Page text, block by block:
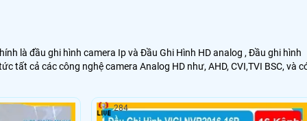
hình ghi đúng chuẩn P để có hình ảnh đẹp hơn và
đa chất lượng hình ảnh của camera truyền về, Đầu ghi
dụng đầu ghi hình thương hiệu Dahua hoặc thương
để dễ dàng sử dụng và kết nối từ xa..
là đầu ghi hình camera Ip và Đầu Ghi Hình HD analog , Đầu ghi hình
tất cả các công nghệ camera Analog HD như, AHD, CVI,TVI BSC, và
284